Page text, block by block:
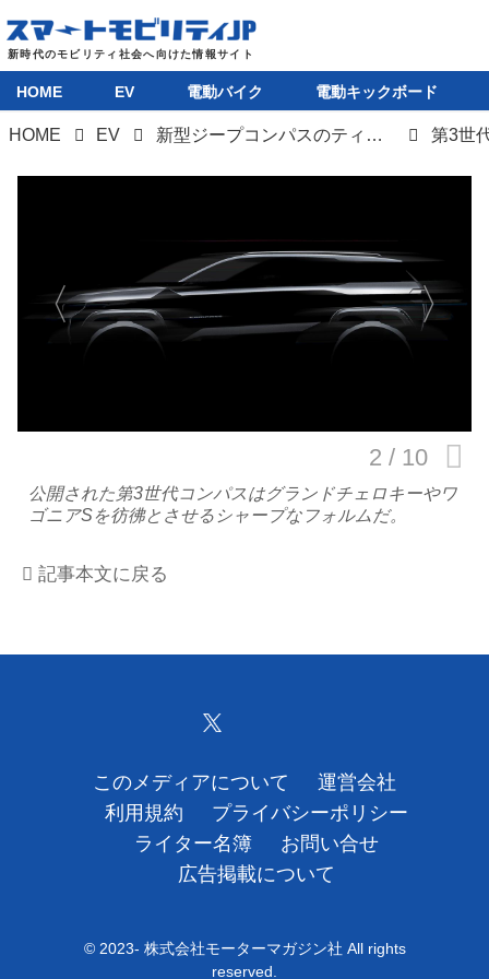
電動バイク
電動キックボード
運営会社
利用規約
お問い合せ
広告掲載について
HOME EV 電動バイク 電動キックボード
HOME EV 新型ジープコンパスのティザー公開。EVはじめ多彩なラインナップで2025年発売 第3世
公開された第3世代コンパスはグランドチェロキーやワ
ゴニアSを彷彿とさせるシャープなフォルムだ。
記事本文に戻る
このメディアについて
運営会社
利用規約
プライバシーポリシー
ライター名簿
お問い合せ
広告掲載について
© 2023- 株式会社モーターマガジン社 All rights
reserved.